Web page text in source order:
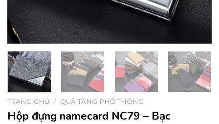
TRANG CHỦ / QUÀ TẶNG PHỔ THÔNG
Hộp đựng namecard NC79 – Bạc